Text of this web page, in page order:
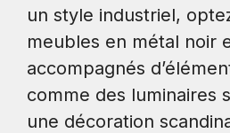
un style industriel,
meubles en métal noir
accompagnés
comme des luminaires
une décoration